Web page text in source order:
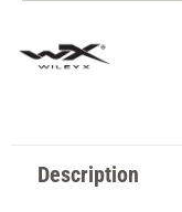
Description